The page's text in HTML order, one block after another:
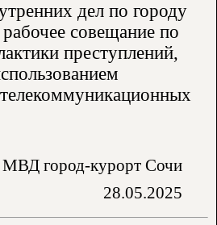
дел по городу
совещание по
преступлений,
МВД город-курорт Сочи
28.05.2025